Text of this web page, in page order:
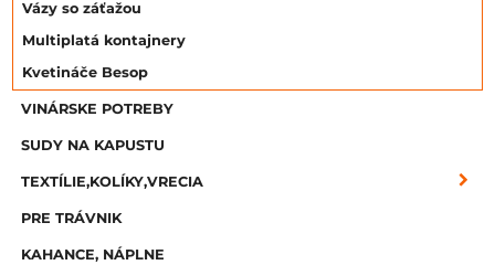
Vázy so záťažou
Multiplatá kontajnery
Kvetináče Besop
VINÁRSKE POTREBY
SUDY NA KAPUSTU
TEXTÍLIE,KOLÍKY,VRECIA
PRE TRÁVNIK
KAHANCE, NÁPLNE